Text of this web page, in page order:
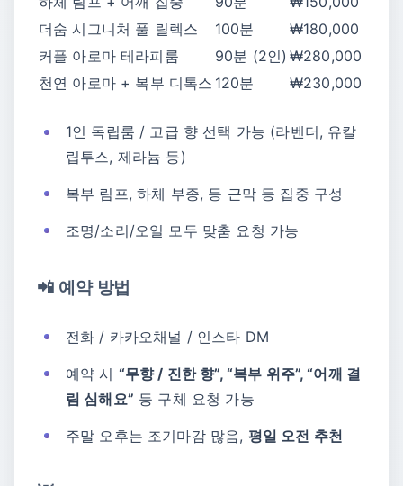
더숨 시그니처 풀 릴렉스
100분
₩180,000
커플 아로마 테라피룸
90분 (2인) ₩280,000
천연 아로마 + 복부 디톡스 120분 ₩230,000
1인 독립룸 / 고급 향 선택 가능 (라벤더, 유칼
립투스, 제라늄 등)
복부 림프, 하체 부종, 등 근막 등 집중 구성
조명/소리/오일 모두 맞춤 요청 가능
📲 예약 방법
전화 / 카카오채널 / 인스타 DM
예약 시 “무향 / 진한 향”, “복부 위주”, “어깨 결
림 심해요” 등 구체 요청 가능
주말 오후는 조기마감 많음, 평일 오전 추천